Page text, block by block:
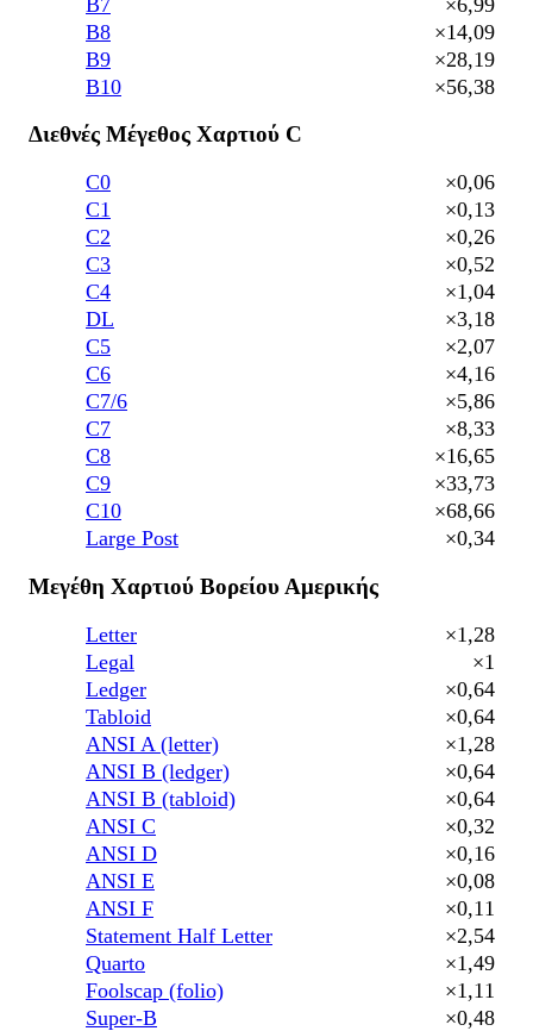
B8
×14,09
B9
×28,19
B10
×56,38
Διεθνές Μέγεθος Χαρτιού C
C0
×0,06
C1
×0,13
C2
×0,26
C3
×0,52
C4
×1,04
DL
×3,18
C5
×2,07
C6
×4,16
C7/6
×5,86
C7
×8,33
C8
×16,65
C9
×33,73
C10
×68,66
Large Post
×0,34
Μεγέθη Χαρτιού Βορείου Αμερικής
Letter
×1,28
Legal
×1
Ledger
×0,64
Tabloid
×0,64
ANSI A (letter)
×1,28
ANSI B (ledger)
×0,64
ANSI B (tabloid)
×0,64
ANSI C
×0,32
ANSI D
×0,16
ANSI E
×0,08
ANSI F
×0,11
Statement Half Letter
×2,54
Quarto
×1,49
Foolscap (folio)
×1,11
Super-B
×0,48